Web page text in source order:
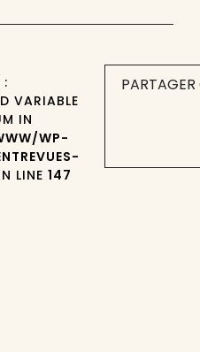
:
VARIABLE
IN
WP-
LINE 147